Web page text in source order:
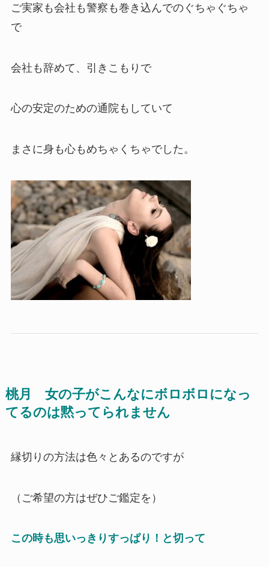
ご実家も会社も警察も巻き込んでのぐちゃぐちゃ
で
会社も辞めて、引きこもりで
心の安定のための通院もしていて
まさに身も心もめちゃくちゃでした。
桃月 女の子がこんなにボロボロになっ
てるのは黙ってられません
縁切りの方法は色々とあるのですが
（ご希望の方はぜひご鑑定を）
この時も思いっきりすっぱり！と切って